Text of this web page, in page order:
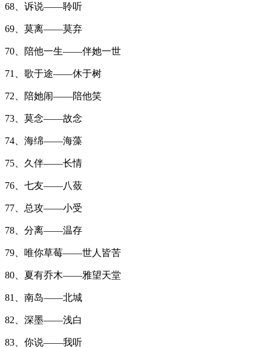
68、诉说——聆听
69、莫离——莫弃
70、陪他一生——伴她一世
71、歌于途——休于树
72、陪她闹——陪他笑
73、莫念——故念
74、海绵——海藻
75、久伴——长情
76、七友——八蔹
77、总攻——小受
78、分离——温存
79、唯你草莓——世人皆苦
80、夏有乔木——雅望天堂
81、南岛——北城
82、深墨——浅白
83、你说——我听